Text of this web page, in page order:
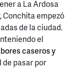
a La Ardosa
Conchita empezó
de la ciudad.
el
caseros y
de pasar por